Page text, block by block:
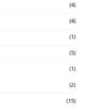
(4)
(4)
(1)
(5)
(1)
(2)
(15)